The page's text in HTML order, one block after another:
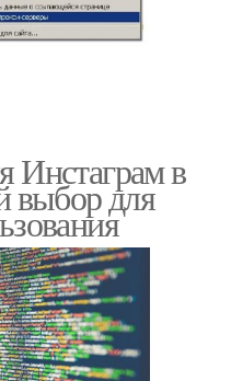
Инстаграм в
выбор для